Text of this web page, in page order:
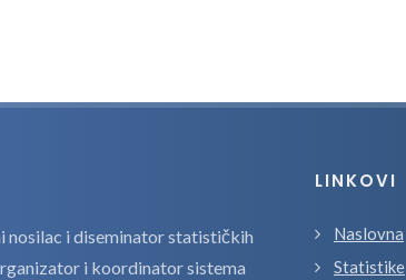
nosilac i diseminator statističkih
i koordinator sistema
LINKOVI
Naslovna
Statistike